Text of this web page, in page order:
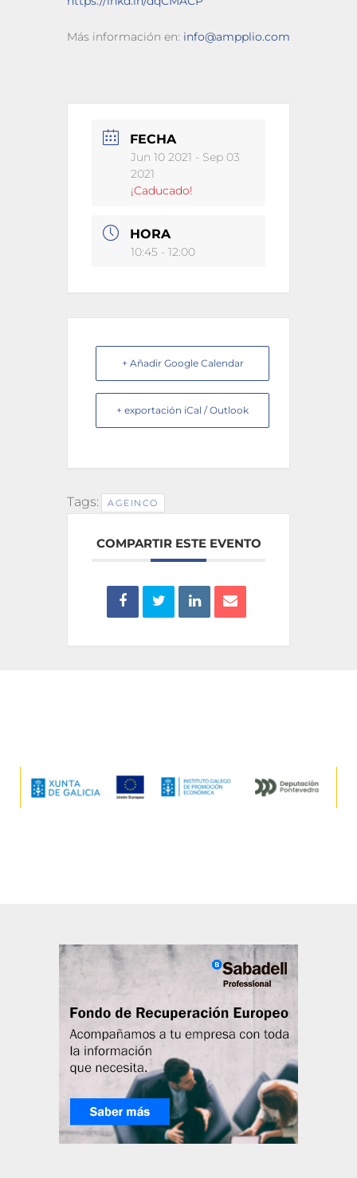
Más información en: info@ampplio.com
FECHA
Jun 10 2021 - Sep 03
2021
¡Caducado!
HORA
10:45 - 12:00
+ Añadir Google Calendar
+ exportación iCal / Outlook
Tags: AGEINCO
COMPARTIR ESTE EVENTO